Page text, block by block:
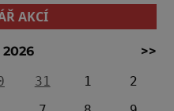
AKCÍ
>>
31 1
2